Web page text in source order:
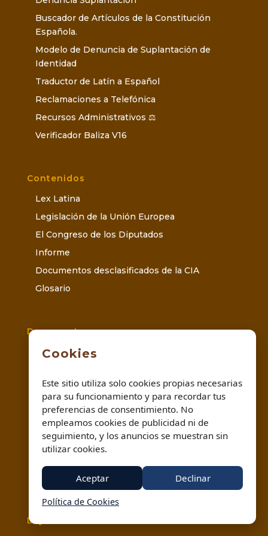
Buscador de Artículos de la Constitución
Española.
Modelo de Denuncia de Suplantación de
Identidad
Traductor de Latín a Español
Reclamaciones a Telefónica
Recursos Administrativos ⚖️
Verificador Baliza V16
Contenidos
Lex Latina
Legislación de la Unión Europea
El Congreso de los Diputados
Informe
Documentos desclasificados de la CIA
Glosario
Documentos
Modelo Reclamación Clínica Dental
Modelo Reclamación Aerolíneas
Denuncia por Estafa
Solicitud Expediente Legal
Modelo de Denuncia Suplantación de Identidad
Factura Legal
Leyes
Cookies
Este sitio utiliza solo cookies propias necesarias
para su funcionamiento y para recordar tus
preferencias de consentimiento. No
empleamos cookies de publicidad ni de
seguimiento, y los anuncios se muestran sin
utilizar cookies.
Aceptar Declinar
Política de Cookies